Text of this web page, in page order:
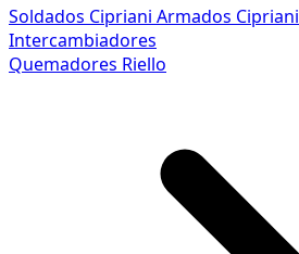
Soldados Cipriani Armados Cipriani
Intercambiadores
Quemadores Riello